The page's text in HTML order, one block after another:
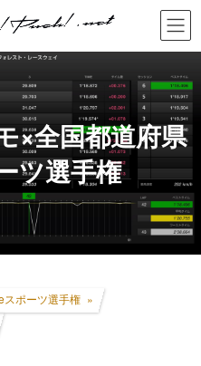
×全国都道府県
ツ選手権
スポーツ選手権